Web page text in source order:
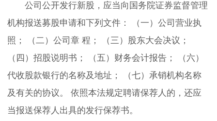
公司公开发行新股，应当向国务院证券监督管理
机构报送募股申请和下列文件： （一）公司营业执
照； （二）公司章 程； （三）股东大会决议；
（四）招股说明书； （五）财务会计报告； （六）
代收股款银行的名称及地址； （七）承销机构名称
及有关的协议。 依照本法规定聘请保荐人的，还应
当报送保荐人出具的发行保荐书。